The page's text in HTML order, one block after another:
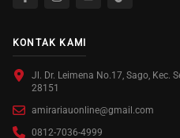
KONTAK KAMI
Jl. Dr. Leimena No.17, Sago, Kec.
28151
amirariauonline@gmail.com
0812-7036-4999